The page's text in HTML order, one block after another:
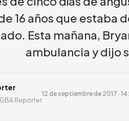
16 años que estaba
Esta mañana,
ambulancia y dijo
Reporter
12 de septiembre de 2017 ·